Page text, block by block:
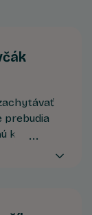
prebudia
už